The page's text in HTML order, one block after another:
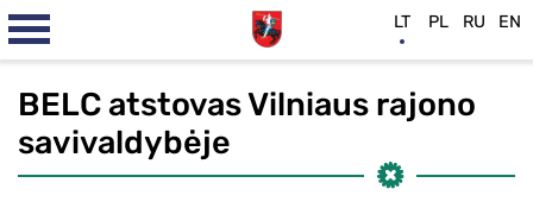
BELC atstovas Vilniaus rajono
savivaldybėje
LT PL RU EN